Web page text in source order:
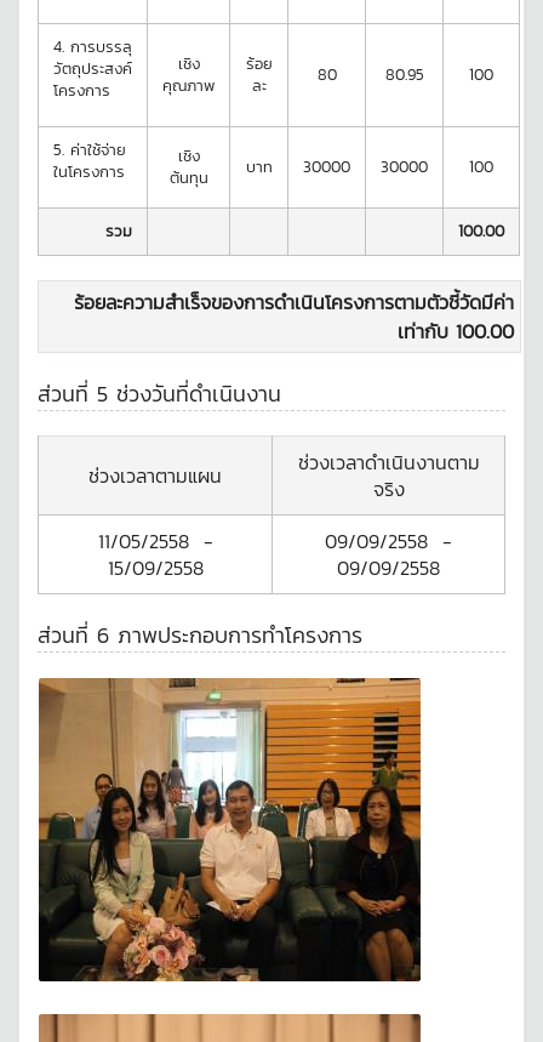
4. การบรรลุ
วัตถุประสงค์
โครงการ
เชิง
คุณภาพ
ร้อย
ละ
80 80.95 100
5. ค่าใช้จ่าย
ในโครงการ
เชิง
ต้นทุน
บาท 30000 30000 100
รวม 100.00
ร้อยละความสำเร็จของการดำเนินโครงการตามตัวชี้วัดมีค่า
เท่ากับ 100.00
ส่วนที่ 5 ช่วงวันที่ดำเนินงาน
ช่วงเวลาตามแผน
ช่วงเวลาดำเนินงานตาม
จริง
11/05/2558-
15/09/2558
09/09/2558 -
09/09/2558
ส่วนที่ 6 ภาพประกอบการทำโครงการ